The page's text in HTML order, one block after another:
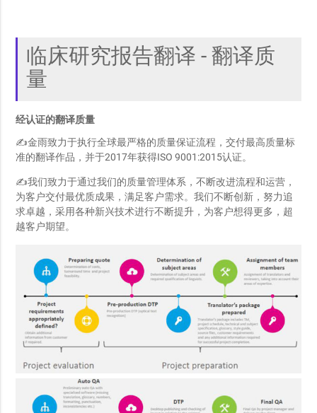
临床研究报告翻译 - 翻译质
量
经认证的翻译质量
✍金雨致力于执行全球最严格的质量保证流程，交付最高质量标
准的翻译作品，并于2017年获得ISO 9001:2015认证。
✍我们致力于通过我们的质量管理体系，不断改进流程和运营，
为客户交付最优质成果，满足客户需求。我们不断创新，努力追
求卓越，采用各种新兴技术进行不断提升，为客户想得更多，超
越客户期望。